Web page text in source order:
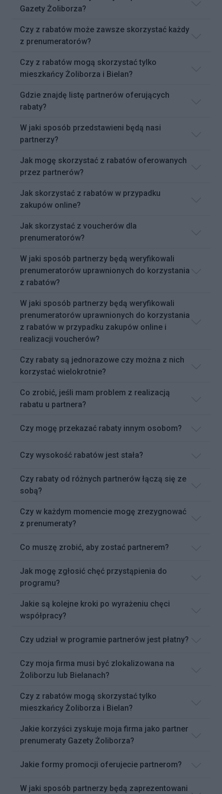
Gazety Żoliborza?
Czy z rabatów może zawsze skorzystać każdy
z prenumeratorów?
Czy z rabatów mogą skorzystać tylko
mieszkańcy Żoliborza i Bielan?
Gdzie znajdę listę partnerów oferujących
rabaty?
W jaki sposób przedstawieni będą nasi
partnerzy?
Jak mogę skorzystać z rabatów oferowanych
przez partnerów?
Jak skorzystać z rabatów w przypadku
zakupów online?
Jak skorzystać z voucherów dla
prenumeratorów?
W jaki sposób partnerzy będą weryfikowali
prenumeratorów uprawnionych do korzystania
z rabatów?
W jaki sposób partnerzy będą weryfikowali
prenumeratorów uprawnionych do korzystania
z rabatów w przypadku zakupów online i
realizacji voucherów?
Czy rabaty są jednorazowe czy można z nich
korzystać wielokrotnie?
Co zrobić, jeśli mam problem z realizacją
rabatu u partnera?
Czy mogę przekazać rabaty innym osobom?
Czy wysokość rabatów jest stała?
Czy rabaty od różnych partnerów łączą się ze
sobą?
Czy w każdym momencie mogę zrezygnować
z prenumeraty?
Co muszę zrobić, aby zostać partnerem?
Jak mogę zgłosić chęć przystąpienia do
programu?
Jakie są kolejne kroki po wyrażeniu chęci
współpracy?
Czy udział w programie partnerów jest płatny?
Czy moja firma musi być zlokalizowana na
Żoliborzu lub Bielanach?
Czy z rabatów mogą skorzystać tylko
mieszkańcy Żoliborza i Bielan?
Jakie korzyści zyskuje moja firma jako partner
prenumeraty Gazety Żoliborza?
Jakie formy promocji oferujecie partnerom?
W jaki sposób partnerzy będą zaprezentowani